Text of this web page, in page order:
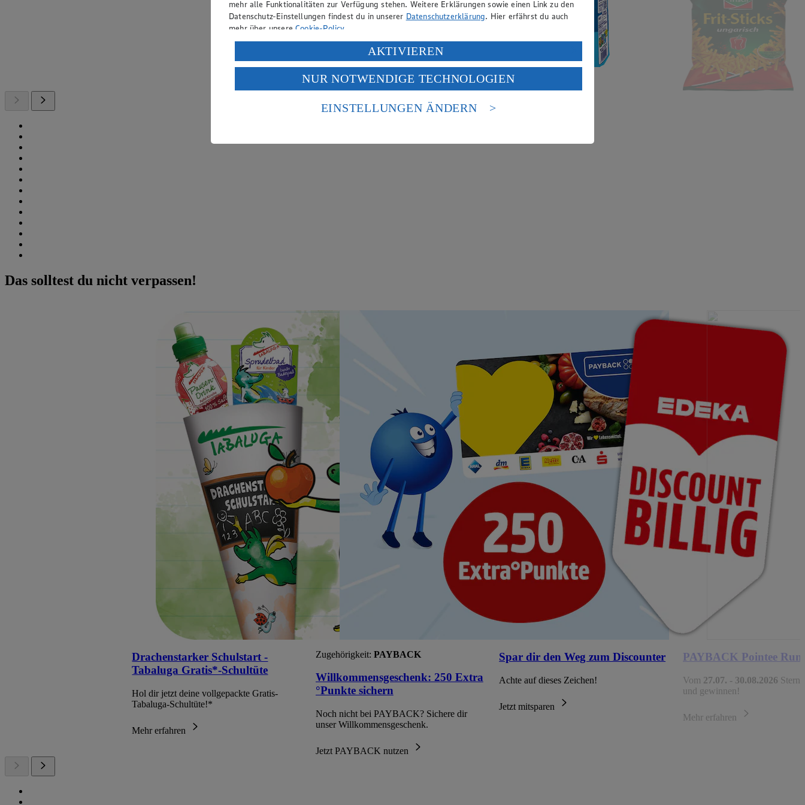
Das solltest du nicht verpassen!
Drachenstarker Schulstart -
Tabaluga Gratis*-Schultüte
Hol dir jetzt deine vollgepackte Gratis-
Tabaluga-Schultüte!*
Mehr erfahren
Zugehörigkeit: PAYBACK
Willkommensgeschenk: 250 Extra
°Punkte sichern
Noch nicht bei PAYBACK? Sichere dir
unser Willkommensgeschenk.
Jetzt PAYBACK nutzen
Spar dir den Weg zum Discounter
Achte auf dieses Zeichen!
Jetzt mitsparen
PAYBACK Pointee Run
Vom 27.07. - 30.08.2026
und gewinnen!
Mehr erfahren
mehr alle Funktionalitäten zur Verfügung stehen. Weitere Erklärungen sowie einen Link zu den
Datenschutz-Einstellungen findest du in unserer Datenschutzerklärung. Hier erfährst du auch
mehr über unsereCookie-Policy.
Verarbeitung deiner personenbezogenen Daten in den USA durch Facebook und YouTube:
Wenn du auf „Aktivieren“ klickst, willigst du im Sinne des Art. 49 Abs. 1 Satz 1 lit. a) DSGVO
ein, dass deine Daten in den USA verarbeitet werden. Der EuGH sieht die USA als Land mit
einem nach europäischen Standards nicht angemessenen Datenschutzniveau an. Es besteht das
Risiko eines Zugriffs durch US-amerikanische Behörden.
AKTIVIEREN
NUR NOTWENDIGE TECHNOLOGIEN
EINSTELLUNGEN ÄNDERN